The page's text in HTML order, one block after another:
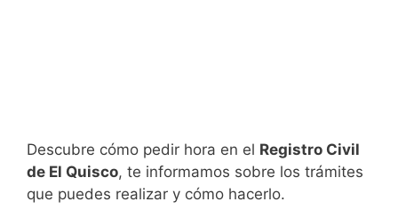
Descubre cómo pedir hora en el Registro Civil
de El Quisco, te informamos sobre los trámites
que puedes realizar y cómo hacerlo.